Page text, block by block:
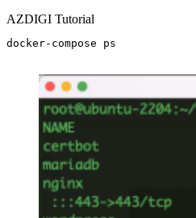
AZDIGI Tutorial
docker-compose ps